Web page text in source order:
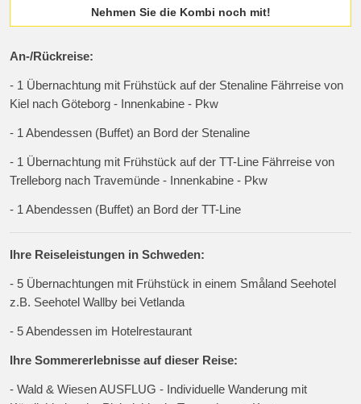
Nehmen Sie die Kombi noch mit!
An-/Rückreise:
- 1 Übernachtung mit Frühstück auf der Stenaline Fährreise von
Kiel nach Göteborg - Innenkabine - Pkw
- 1 Abendessen (Buffet) an Bord der Stenaline
- 1 Übernachtung mit Frühstück auf der TT-Line Fährreise von
Trelleborg nach Travemünde - Innenkabine - Pkw
- 1 Abendessen (Buffet) an Bord der TT-Line
Ihre Reiseleistungen in Schweden:
- 5 Übernachtungen mit Frühstück in einem Småland Seehotel
z.B. Seehotel Wallby bei Vetlanda
- 5 Abendessen im Hotelrestaurant
Ihre Sommererlebnisse auf dieser Reise:
- Wald & Wiesen AUSFLUG - Individuelle Wanderung mit